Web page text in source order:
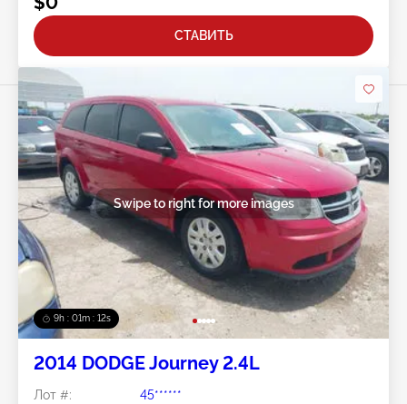
СТАВИТЬ
9h : 01m : 09s
Swipe to right for more images
2014 DODGE Journey 2.4L
Лот #:
45******